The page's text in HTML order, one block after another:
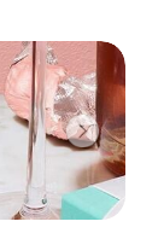
Next